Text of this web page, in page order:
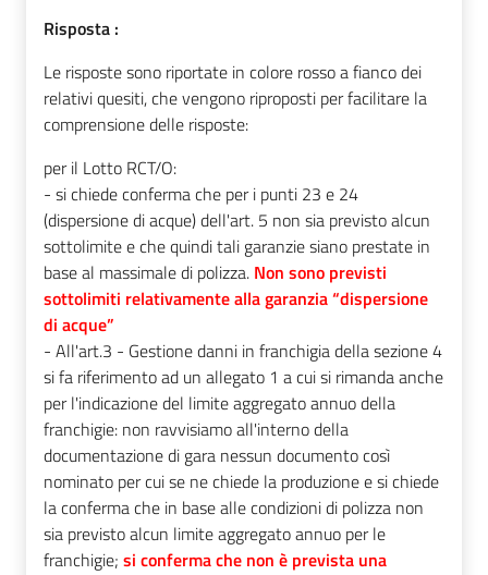
Risposta :
Le risposte sono riportate in colore rosso a fianco dei
relativi quesiti, che vengono riproposti per facilitare la
comprensione delle risposte:
per il Lotto RCT/O:
- si chiede conferma che per i punti 23 e 24
(dispersione di acque) dell'art. 5 non sia previsto alcun
sottolimite e che quindi tali garanzie siano prestate in
base al massimale di polizza. Non sono previsti
sottolimiti relativamente alla garanzia “dispersione
di acque”
- All'art.3 - Gestione danni in franchigia della sezione 4
si fa riferimento ad un allegato 1 a cui si rimanda anche
per l'indicazione del limite aggregato annuo della
franchigie: non ravvisiamo all'interno della
documentazione di gara nessun documento così
nominato per cui se ne chiede la produzione e si chiede
la conferma che in base alle condizioni di polizza non
sia previsto alcun limite aggregato annuo per le
franchigie; si conferma che non è prevista una